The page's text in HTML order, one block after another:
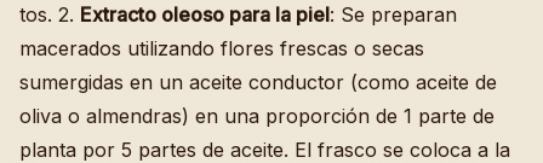
tos. 2. Extracto oleoso para la piel: Se preparan
macerados utilizando flores frescas o secas
sumergidas en un aceite conductor (como aceite de
oliva o almendras) en una proporción de 1 parte de
planta por 5 partes de aceite. El frasco se coloca a la